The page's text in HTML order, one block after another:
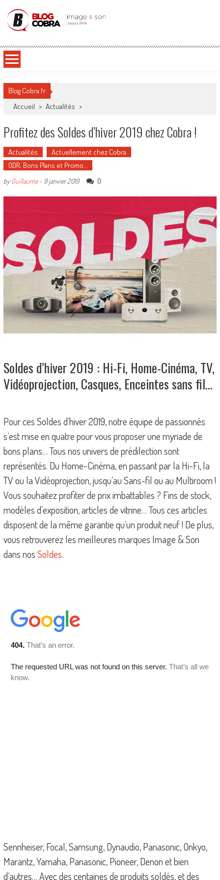
Blog Cobra
Blog Cobra.fr
Accueil > Actualités >
Profitez des Soldes d’hiver 2019 chez Cobra !
Actualités
Actuellement chez Cobra
ODR, Bons Plans et Promo…
byGuillaume- 9 janvier 2019 0
Soldes d’hiver 2019 : Hi-Fi, Home-Cinéma, TV,
Vidéoprojection, Casques, Enceintes sans fil…
Pour ces Soldes d’hiver 2019, notre équipe de passionnés
s’est mise en quatre pour vous proposer une myriade de
bons plans… Tous nos univers de prédilection sont
représentés. Du Home-Cinéma, en passant par la Hi-Fi, la
TV ou la Vidéoprojection, jusqu’au Sans-fil ou au Multiroom !
Vous souhaitez profiter de prix imbattables ? Fins de stock,
modèles d’exposition, articles de vitrine… Tous ces articles
disposent de la même garantie qu’un produit neuf ! De plus,
vous retrouverez les meilleures marques Image & Son
dans nosSoldes.
Sennheiser, Focal, Samsung, Dynaudio, Panasonic, Onkyo,
Marantz, Yamaha, Panasonic, Pioneer, Denon et bien
d’autres… Avec des centaines de produits soldés, et des